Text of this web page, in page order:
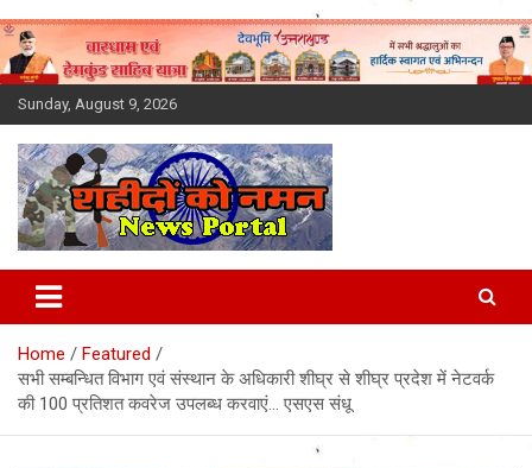
Skip
to
content
Sunday, August 9, 2026
Latest News Today, Breaking
News, Uttarakhand News in
Hindi
Home
Featured
सभी सम्बन्धित विभाग एवं संस्थान के अधिकारी शीघ्र से शीघ्र प्रदेश में नेटवर्क
की 100 प्रतिशत कवरेज उपलब्ध करवाएं… एसएस संधू